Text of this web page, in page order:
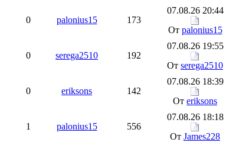
0 palonius15 173
07.08.26 20:44
От palonius15
0 serega2510 192
07.08.26 19:55
От serega2510
0 eriksons 142
07.08.26 18:39
От eriksons
1 palonius15 556
07.08.26 18:18
От James228